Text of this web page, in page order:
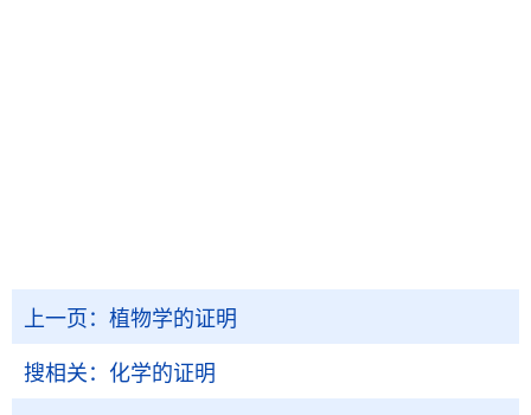
上一页： 植物学的证明
搜相关： 化学的证明